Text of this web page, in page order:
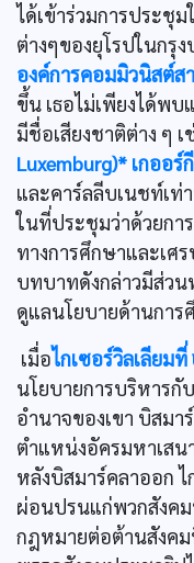
ได้เข้าร่วมการประชุ
ต่างๆของยุโรปในกรุ
องค์การคอมมิวนิสต์ส
ขึ้น เธอไม่เพียงได้พ
มีชื่อเสียงชาติต่าง ๆ
Luxemburg)* เกออร์
และคาร์ลลีบเนชท์เท่
ในที่ประชุมว่าด้วยกา
ทางการศึกษาและเศ
บทบาทดังกล่าวมีส่วน
ดูแลนโยบายด้านการ
เมื่อไกเซอร์วิลเลียม
นโยบายการบริหาร
อำนาจของเขา บิสม
ตำแหน่งอัครมหาเส
หลังบิสมาร์คลาออก
ผ่อนปรนแก่พวกสังคม
กฎหมายต่อต้านสังค